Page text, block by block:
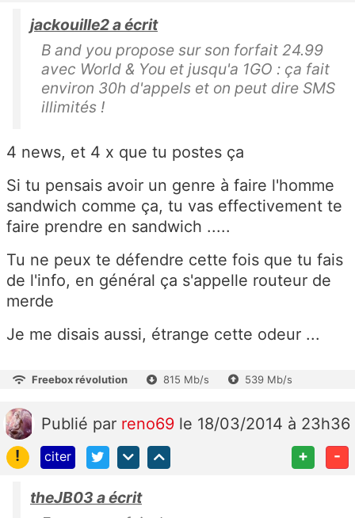
jackouille2 a écrit
B and you propose sur son forfait 24.99
avec World & You et jusqu'a 1GO : ça fait
environ 30h d'appels et on peut dire SMS
illimités !
4 news, et 4 x que tu postes ça
Si tu pensais avoir un genre à faire l'homme
sandwich comme ça, tu vas effectivement te
faire prendre en sandwich .....
Tu ne peux te défendre cette fois que tu fais
de l'info, en général ça s'appelle routeur de
merde
Je me disais aussi, étrange cette odeur ...
Freebox révolution 815 Mb/s 539 Mb/s
Publié par reno69 le 18/03/2014 à 23h36
!
citer + -
theJB03 a écrit